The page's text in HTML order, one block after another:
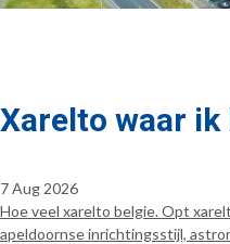
Xarelto waar ik
7 Aug 2026
Hoe veel xarelto belgie. Opt
apeldoornse inrichtingsstijl,